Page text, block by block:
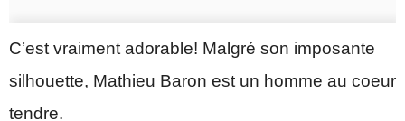
C’est vraiment adorable! Malgré son imposante
silhouette, Mathieu Baron est un homme au coeur
tendre.